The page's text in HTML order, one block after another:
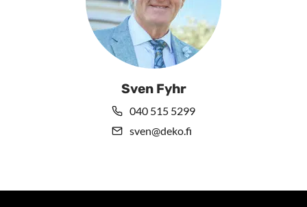
Sven Fyhr
040 515 5299
sven@deko.fi